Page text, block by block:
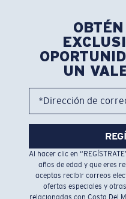
UN
*Dirección de
Al hacer clic en
años de edad y que eres
aceptas recibir correos
ofertas especiales y
relacionadas con Costa Del